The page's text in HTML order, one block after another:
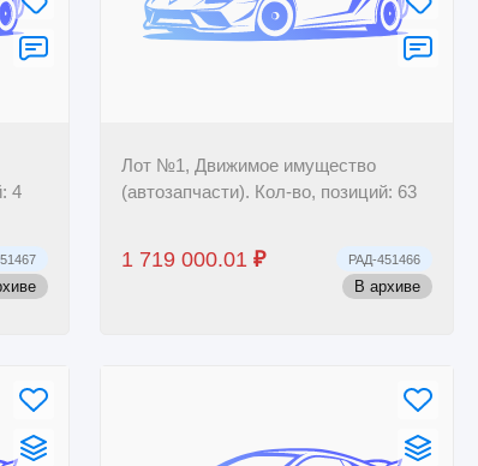
4
Лот №1, Движимое имущество
(автозапчасти). Кол-во, позиций: 63
1 719 000.01 ₽ РАД-451466
В архиве